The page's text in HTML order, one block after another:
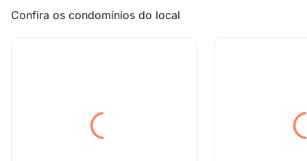
Confira os condomínios do local